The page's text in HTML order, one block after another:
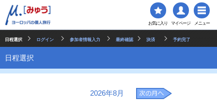
お気に入り マイページ メニュー
日程選択 ログイン 参加者情報入力 最終確認 決済 予約完了
日程選択
2026年8月